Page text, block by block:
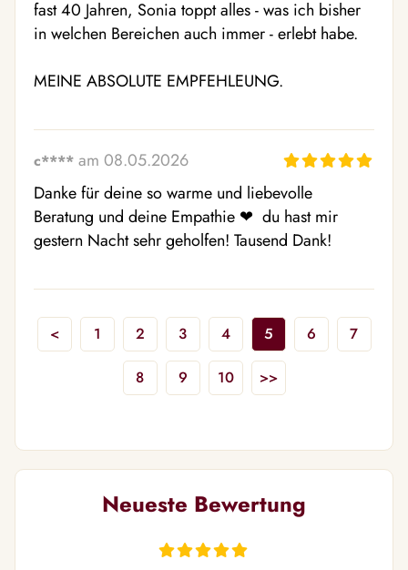
fast 40 Jahren, Sonia toppt alles - was ich bisher
in welchen Bereichen auch immer - erlebt habe.
MEINE ABSOLUTE EMPFEHLEUNG.
c**** am 08.05.2026
Danke für deine so warme und liebevolle
Beratung und deine Empathie ❤ ️ du hast mir
gestern Nacht sehr geholfen! Tausend Dank!
< 1 2 3 4 5 6 7
8 9 10 >>
Neueste Bewertung